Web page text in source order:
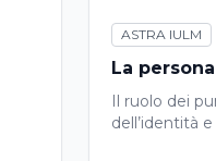
ASTRA IULM
La
Il ruolo dei
dell’identità